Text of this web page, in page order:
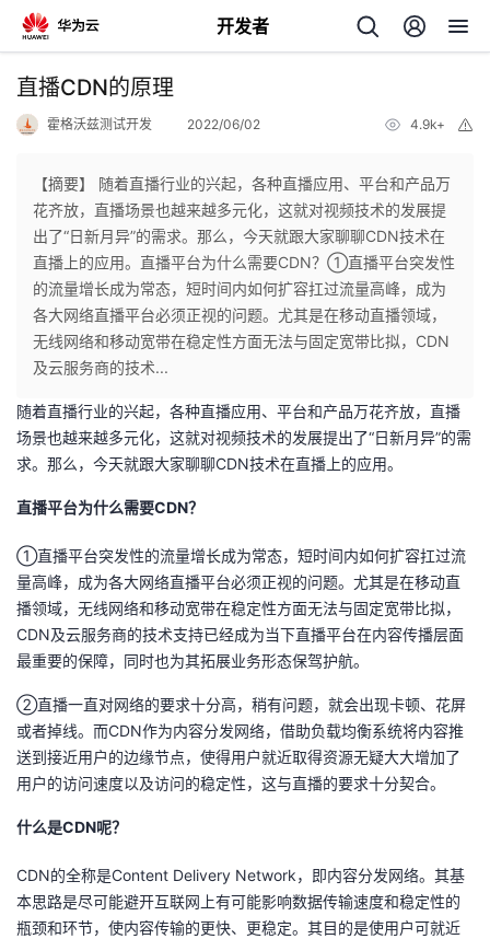
开发者
返
个
人
主
页
我
的
开
发
我
的
客
我
论
坛
的
圈
我
的
播
我
活
的
我
直播CDN的原理
霍格沃兹测试开发 2022/06/02 4.9k+
【摘要】 随着直播行业的兴起，各种直播应用、平台和产品万
花齐放，直播场景也越来越多元化，这就对视频技术的发展提
出了“日新月异”的需求。那么，今天就跟大家聊聊CDN技术在
直播上的应用。直播平台为什么需要CDN？①直播平台突发性
的流量增长成为常态，短时间内如何扩容扛过流量高峰，成为
各大网络直播平台必须正视的问题。尤其是在移动直播领域，
无线网络和移动宽带在稳定性方面无法与固定宽带比拟，CDN
及云服务商的技术...
随着直播行业的兴起，各种直播应用、平台和产品万花齐放，直播
场景也越来越多元化，这就对视频技术的发展提出了“日新月异”的需
求。那么，今天就跟大家聊聊CDN技术在直播上的应用。
直播平台为什么需要CDN？
①直播平台突发性的流量增长成为常态，短时间内如何扩容扛过流
量高峰，成为各大网络直播平台必须正视的问题。尤其是在移动直
播领域，无线网络和移动宽带在稳定性方面无法与固定宽带比拟，
CDN及云服务商的技术支持已经成为当下直播平台在内容传播层面
最重要的保障，同时也为其拓展业务形态保驾护航。
②直播一直对网络的要求十分高，稍有问题，就会出现卡顿、花屏
或者掉线。而CDN作为内容分发网络，借助负载均衡系统将内容推
送到接近用户的边缘节点，使得用户就近取得资源无疑大大增加了
用户的访问速度以及访问的稳定性，这与直播的要求十分契合。
什么是CDN呢？
CDN的全称是Content Delivery Network，即内容分发网络。其基
本思路是尽可能避开互联网上有可能影响数据传输速度和稳定性的
瓶颈和环节，使内容传输的更快、更稳定。其目的是使用户可就近